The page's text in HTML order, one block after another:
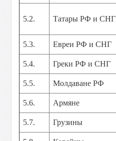
5.2. Татары РФ и СНГ
5.3. Евреи РФ и СНГ
5.4. Греки РФ и СНГ
5.5. Молдаване РФ
5.6. Армяне
5.7. Грузины